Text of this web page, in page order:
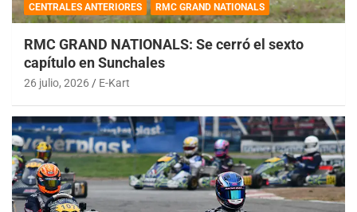
CENTRALES ANTERIORES RMC GRAND NATIONALS
RMC GRAND NATIONALS: Se cerró el sexto
capítulo en Sunchales
26 julio, 2026 E-Kart